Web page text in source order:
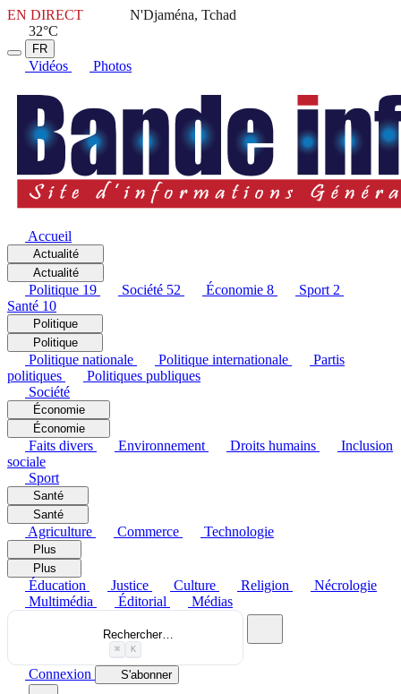
EN DIRECT
N'Djaména, Tchad
32°C
FR
Vidéos Photos
Accueil
Actualité
Actualité
Politique 19 Société 52 Économie 8 Sport 2
Santé 10
Politique
Politique
Politique nationale Politique internationale
Partis
politiques
Politiques publiques
Société
Économie
Économie
Faits divers Environnement Droits humains
Inclusion
sociale
Sport
Santé
Santé
Agriculture Commerce Technologie
Plus
Plus
Éducation Justice Culture Religion
Nécrologie
Multimédia
Éditorial Médias
Rechercher…
⌘ K
Connexion S'abonner